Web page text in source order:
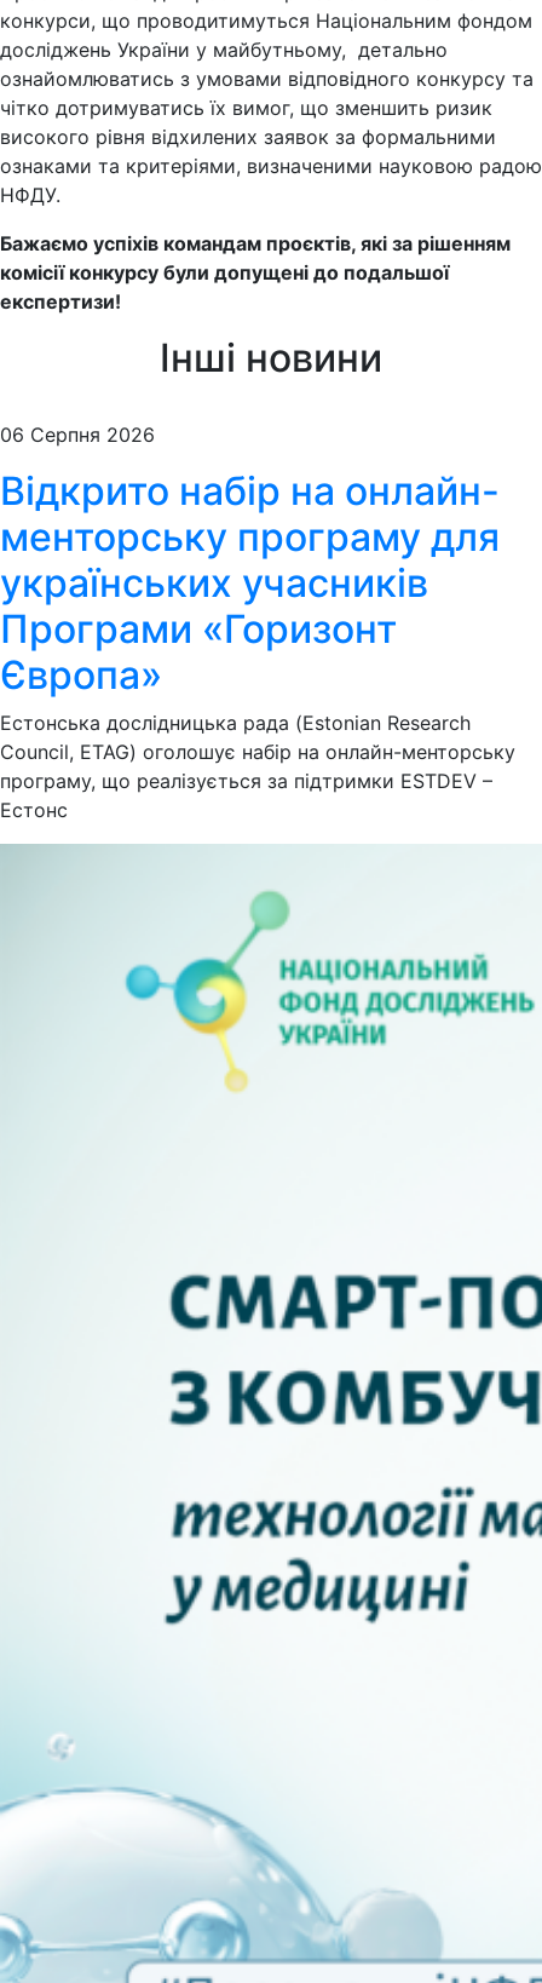
конкурси, що проводитимуться Національним фондом
досліджень України у майбутньому, детально
ознайомлюватись з умовами відповідного конкурсу та
чітко дотримуватись їх вимог, що зменшить ризик
високого рівня відхилених заявок за формальними
ознаками та критеріями, визначеними науковою радою
НФДУ.
Бажаємо успіхів командам проєктів, які за рішенням
комісії конкурсу були допущені до подальшої
експертизи!
Інші новини
06 Серпня 2026
Відкрито набір на онлайн-
менторську програму для
українських учасників
Програми «Горизонт
Європа»
Естонська дослідницька рада (Estonian Research
Council, ETAG) оголошує набір на онлайн-менторську
програму, що реалізується за підтримки ESTDEV –
Естонс